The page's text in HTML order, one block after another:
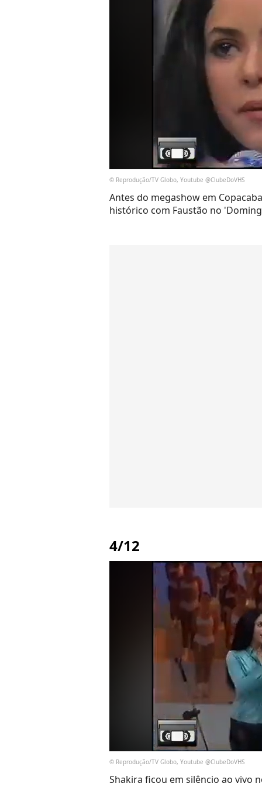
© Reprodução/TV Globo, Youtube @ClubeDoVHS
Antes do megashow em
histórico com Faustão no
4/12
© Reprodução/TV Globo, Youtube @ClubeDoVHS
Shakira ficou em silêncio ao vivo